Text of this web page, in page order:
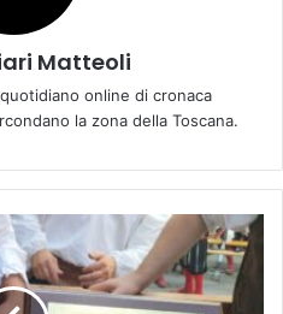
Matteoli
online di cronaca
la zona della Toscana.